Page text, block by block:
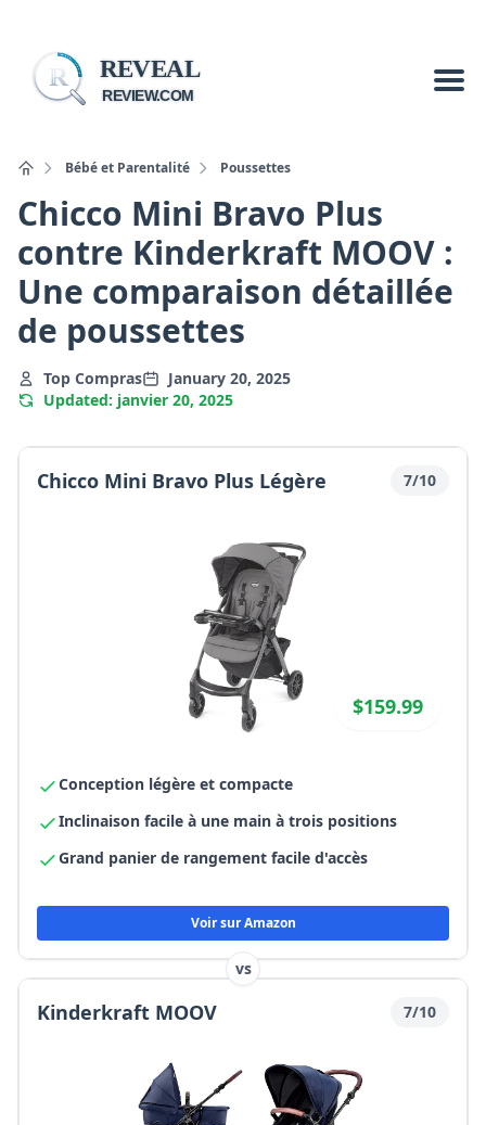
R REVEAL
REVIEW.COM
Bébé et Parentalité Poussettes
Chicco Mini Bravo Plus
contre Kinderkraft MOOV :
Une comparaison détaillée
de poussettes
Top Compras
January 20, 2025
Updated: janvier 20, 2025
Chicco Mini Bravo Plus Légère 7/10
$159.99
Conception légère et compacte
Inclinaison facile à une main à trois positions
Grand panier de rangement facile d'accès
Voir sur Amazon
vs
Kinderkraft MOOV 7/10